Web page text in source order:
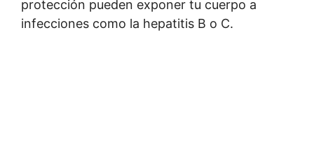
protección pueden exponer tu cuerpo a
infecciones como la hepatitis B o C.